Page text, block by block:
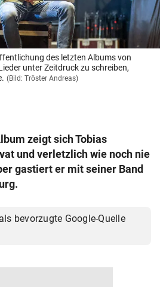
& Co KG 2026
des letzten Albums von
unter Zeitdruck zu schreiben,
(Bild: Tröster Andreas)
zeigt sich Tobias
und verletzlich wie noch nie
gastiert er mit seiner Band
bevorzugte Google-Quelle